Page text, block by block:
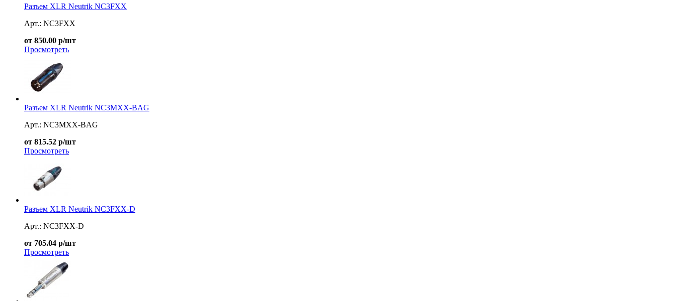
Разъем XLR Neutrik NC3FXX
Арт.: NC3FXX
от 850.00 р/шт
Просмотреть
Разъем XLR Neutrik NC3MXX-BAG
Арт.: NC3MXX-BAG
от 815.52 р/шт
Просмотреть
Разъем XLR Neutrik NC3FXX-D
Арт.: NC3FXX-D
от 705.04 р/шт
Просмотреть